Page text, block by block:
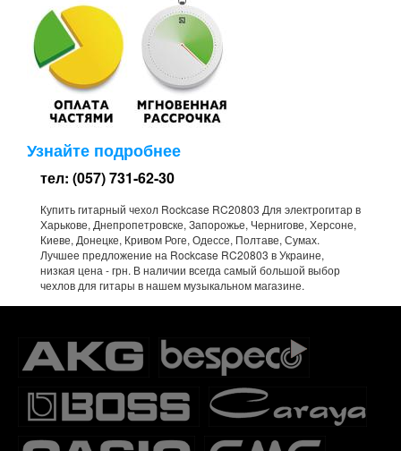
Узнайте подробнее
тел: (057) 731-62-30
Купить гитарный чехол Rockcase RC20803 Для электрогитар в
Харькове, Днепропетровске, Запорожье, Чернигове, Херсоне,
Киеве, Донецке, Кривом Роге, Одессе, Полтаве, Сумах.
Лучшее предложение на Rockcase RC20803 в Украине,
низкая цена - грн. В наличии всегда самый большой выбор
чехлов для гитары в нашем музыкальном магазине.